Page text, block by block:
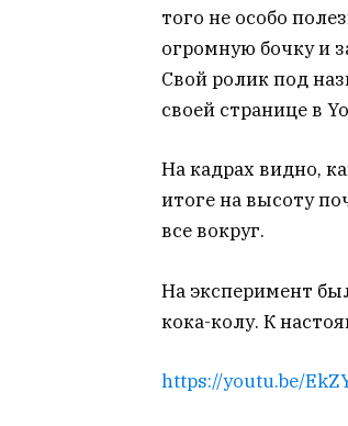
того не особо
огромную бочку и
Свой ролик под
своей странице в
На кадрах видно,
итоге на высоту
все вокруг.
На эксперимент
кока-колу. К
https://youtu.be/